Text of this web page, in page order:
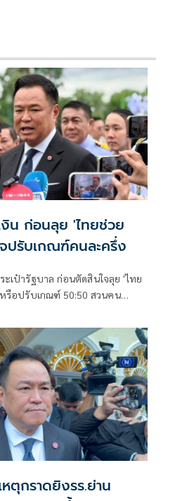
งิน ก่อนลุย 'ไทยช่วย
ปรับเกณฑ์คนละครึ่ง
ะเป๋ารัฐบาล ก่อนตัดสินใจลุย 'ไทย
รือปรับเกณฑ์ 50:50 สวนคน
ง
ตุกราดยิงรร.ย่าน